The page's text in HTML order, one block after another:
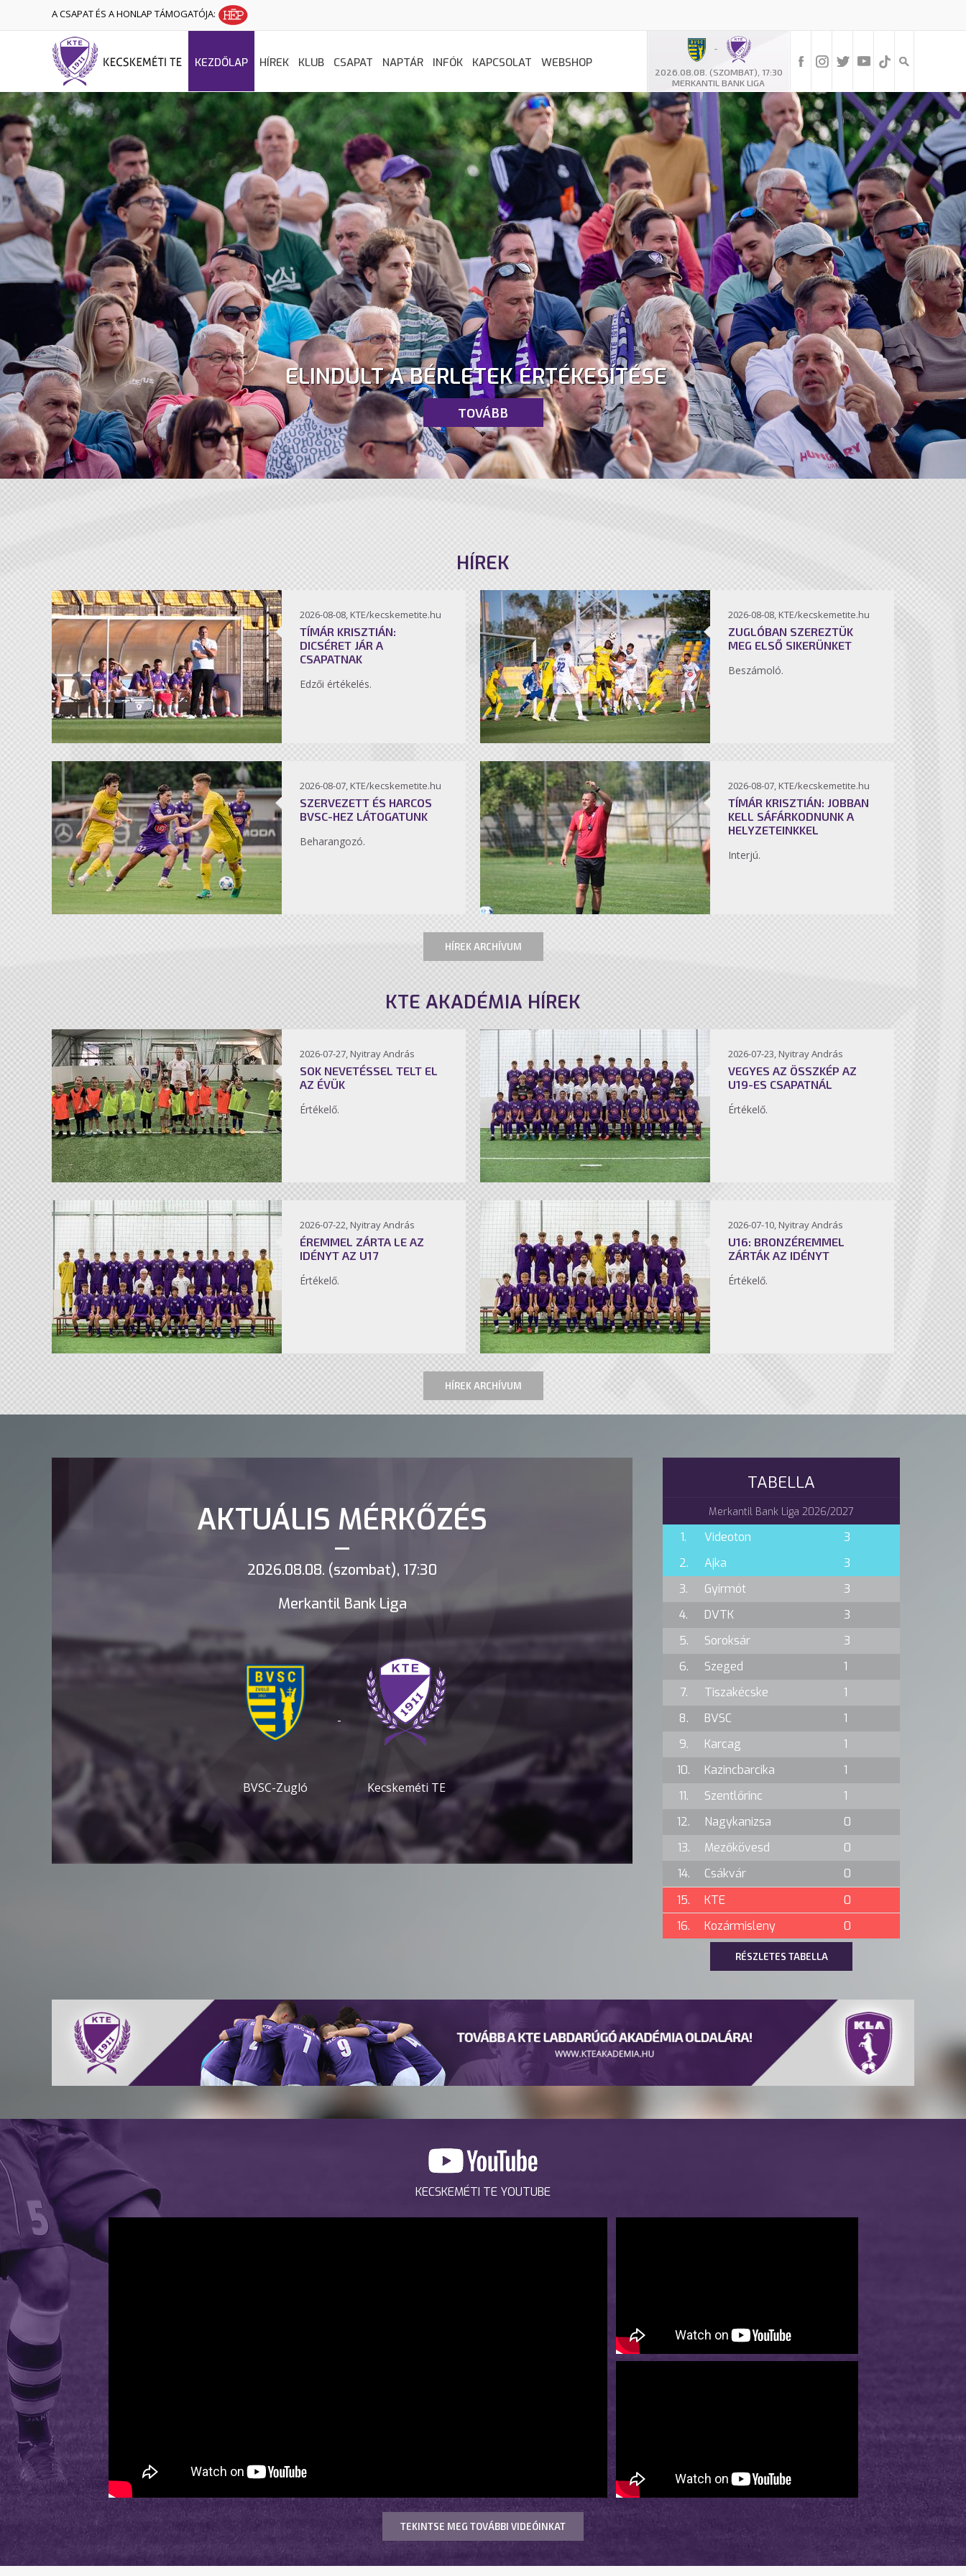
A CSAPAT ÉS A HONLAP TÁMOGATÓJA:
-
2026.08.08. (SZOMBAT), 17:30
MERKANTIL BANK LIGA
KEZDŐLAP HÍREK KLUB CSAPAT NAPTÁR INFÓK KAPCSOLAT WEBSHOP
ELINDULT A BÉRLETEK ÉRTÉKESÍTÉSE
TOVÁBB
HÍREK
2026-08-08, KTE/kecskemetite.hu
TÍMÁR KRISZTIÁN:
DICSÉRET JÁR A
CSAPATNAK
Edzői értékelés.
2026-08-08, KTE/kecskemetite.hu
ZUGLÓBAN SZEREZTÜK
MEG ELSŐ SIKERÜNKET
Beszámoló.
2026-08-07, KTE/kecskemetite.hu
SZERVEZETT ÉS HARCOS
BVSC-HEZ LÁTOGATUNK
Beharangozó.
2026-08-07, KTE/kecskemetite.hu
TÍMÁR KRISZTIÁN: JOBBAN
KELL SÁFÁRKODNUNK A
HELYZETEINKKEL
Interjú.
HÍREK ARCHÍVUM
KTE AKADÉMIA HÍREK
2026-07-27, Nyitray András
SOK NEVETÉSSEL TELT EL
AZ ÉVÜK
Értékelő.
2026-07-23, Nyitray András
VEGYES AZ ÖSSZKÉP AZ
U19-ES CSAPATNÁL
Értékelő.
2026-07-22, Nyitray András
ÉREMMEL ZÁRTA LE AZ
IDÉNYT AZ U17
Értékelő.
2026-07-10, Nyitray András
U16: BRONZÉREMMEL
ZÁRTÁK AZ IDÉNYT
Értékelő.
HÍREK ARCHÍVUM
AKTUÁLIS MÉRKŐZÉS
2026.08.08. (szombat), 17:30
Merkantil Bank Liga
BVSC-Zugló
-
Kecskeméti TE
TABELLA
Merkantil Bank Liga 2026/2027
1. Videoton
3
2.
Ajka
3
3.
Gyirmót
3
4.
DVTK
3
5.
Soroksár
3
6.
Szeged
1
7.
Tiszakécske
1
8.
BVSC
1
9.
Karcag
1
10.
Kazincbarcika
1
11.
Szentlőrinc
1
12.
Nagykanizsa
0
13.
Mezőkövesd
0
14.
Csákvár
0
15.
KTE
0
16.
Kozármisleny 0
RÉSZLETES TABELLA
KECSKEMÉTI TE YOUTUBE
TEKINTSE MEG TOVÁBBI VIDEÓINKAT